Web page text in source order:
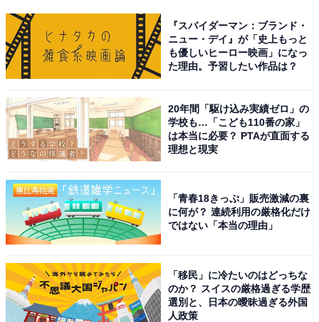
のバランスが崩れて他のお客様にも迷惑をかけてしまう
のでやめて欲しかったです（20代・女性）」
『スパイダーマン：ブランド・
ニュー・デイ』が「史上もっと
も優しいヒーロー映画」になっ
た理由。予習したい作品は？
20年間「駆け込み実績ゼロ」の
学校も…「こども110番の家」
は本当に必要？ PTAが直面する
理想と現実
「青春18きっぷ」販売激減の裏
に何が？ 連続利用の厳格化だけ
ではない「本当の理由」
「移民」に冷たいのはどっちな
のか？ スイスの厳格過ぎる学歴
選別と、日本の曖昧過ぎる外国
人政策